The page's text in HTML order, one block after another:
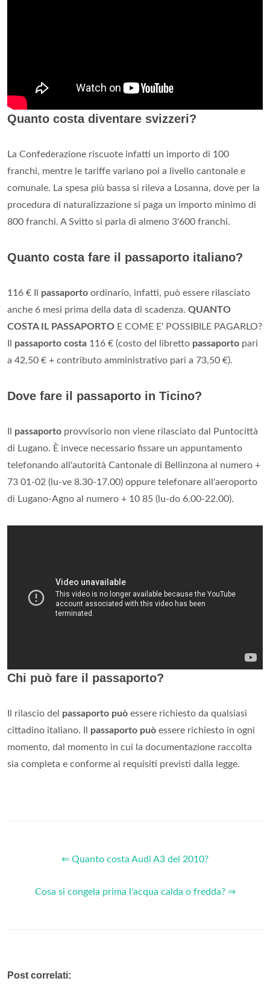
Quanto costa diventare svizzeri?
La Confederazione riscuote infatti un importo di 100
franchi, mentre le tariffe variano poi a livello cantonale e
comunale. La spesa più bassa si rileva a Losanna, dove per la
procedura di naturalizzazione si paga un importo minimo di
800 franchi. A Svitto si parla di almeno 3'600 franchi.
Quanto costa fare il passaporto italiano?
116 € Il passaporto ordinario, infatti, può essere rilasciato
anche 6 mesi prima della data di scadenza. QUANTO
COSTA IL PASSAPORTO E COME E' POSSIBILE PAGARLO?
passaporto costa 116 € (costo del libretto passaporto pari
a 42,50 € + contributo amministrativo pari a 73,50 €).
Dove fare il passaporto in Ticino?
passaporto provvisorio non viene rilasciato dal Puntocittà
di Lugano. È invece necessario fissare un appuntamento
telefonando all'autorità Cantonale di Bellinzona al numero +
73 01-02 (lu-ve 8.30-17.00) oppure telefonare all'aeroporto
di Lugano-Agno al numero + 10 85 (lu-do 6.00-22.00).
Chi può fare il passaporto?
Il rilascio del passaporto può essere richiesto da qualsiasi
cittadino italiano. Il passaporto può essere richiesto in ogni
momento, dal momento in cui la documentazione raccolta
sia completa e conforme ai requisiti previsti dalla legge.
⇐ Quanto costa Audi A3 del 2010?
Cosa si congela prima l'acqua calda o fredda? ⇒
Post correlati: